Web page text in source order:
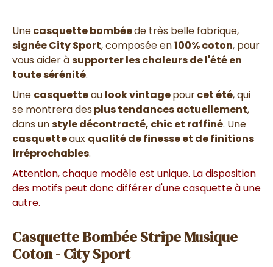
Unecasquette bombéede très belle fabrique,
signée City Sport, composée en100% coton, pour
vous aider àsupporter les chaleurs de l'été en
toute sérénité.
Une casquetteau look vintagepourcet été, qui
se montrera desplus tendances actuellement,
dans unstyle décontracté, chic et raffiné. Une
casquetteaux qualité de finesse et de finitions
irréprochables.
Attention, chaque modèle est unique. La disposition
des motifs peut donc différer d'une casquette à une
autre.
Casquette Bombée Stripe Musique
Coton - City Sport